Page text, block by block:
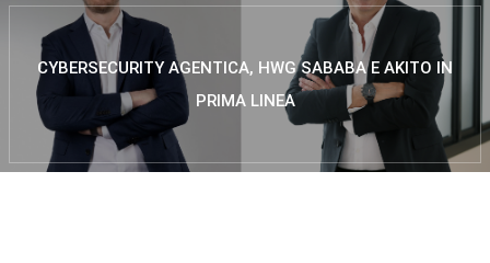
CYBERSECURITY AGENTICA, HWG SABABA E AKITO IN
PRIMA LINEA